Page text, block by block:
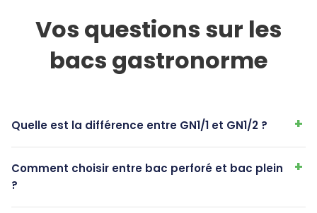
Vos questions sur les
bacs gastronorme
Quelle est la différence entre GN1/1 et GN1/2 ?
Comment choisir entre bac perforé et bac plein
?